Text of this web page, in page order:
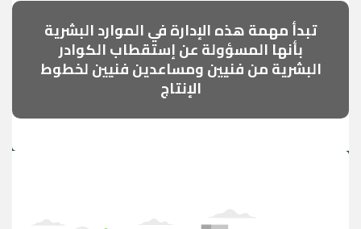
تبدأ مهمة هذه الإدارة في الموارد البشرية
بأنها المسؤولة عن إستقطاب الكوادر
البشرية من فنيين ومساعدين فنيين لخطوط
الإنتاج